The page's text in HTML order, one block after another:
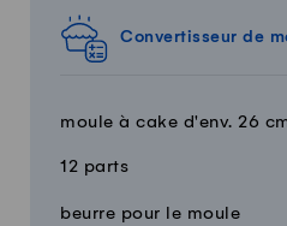
Convertisseur de
moule à cake d'env. 26
12 parts
QuantitéIngrédients
beurre pour le moule